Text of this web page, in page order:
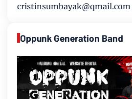
cristinsumbayak@qmail.com
Oppunk Generation Band